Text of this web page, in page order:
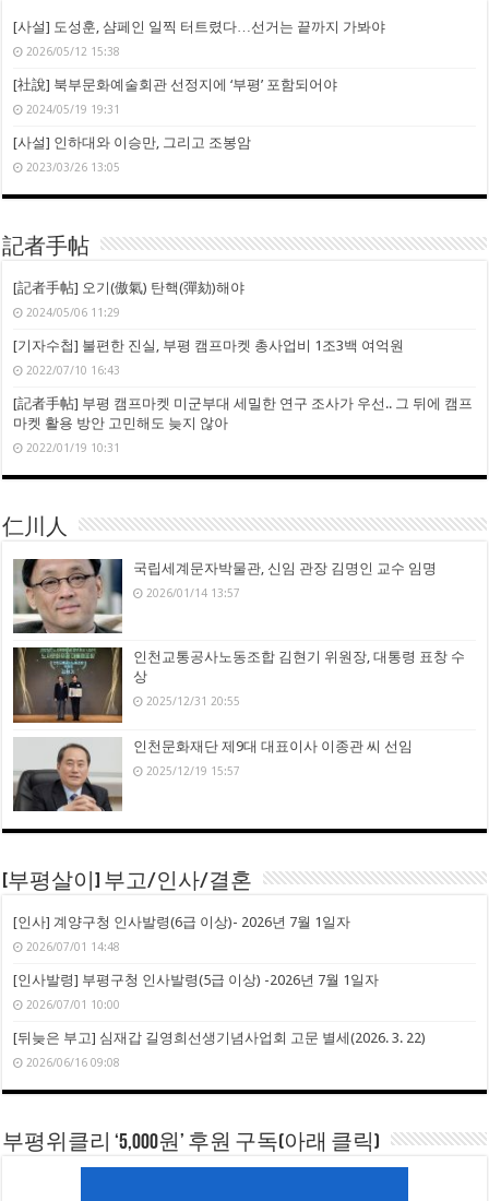
[사설] 도성훈, 샴페인 일찍 터트렸다…선거는 끝까지 가봐야
2026/05/12 15:38
[社說] 북부문화예술회관 선정지에 ‘부평’ 포함되어야
2024/05/19 19:31
[사설] 인하대와 이승만, 그리고 조봉암
2023/03/26 13:05
記者手帖
[記者手帖] 오기(傲氣) 탄핵(彈劾)해야
2024/05/06 11:29
[기자수첩] 불편한 진실, 부평 캠프마켓 총사업비 1조3백 여억원
2022/07/10 16:43
[記者手帖] 부평 캠프마켓 미군부대 세밀한 연구 조사가 우선.. 그 뒤에 캠프
마켓 활용 방안 고민해도 늦지 않아
2022/01/19 10:31
仁川人
국립세계문자박물관, 신임 관장 김명인 교수 임명
2026/01/14 13:57
인천교통공사노동조합 김현기 위원장, 대통령 표창 수
상
2025/12/31 20:55
인천문화재단 제9대 대표이사 이종관 씨 선임
2025/12/19 15:57
[부평살이] 부고/인사/결혼
[인사] 계양구청 인사발령(6급 이상)- 2026년 7월 1일자
2026/07/01 14:48
[인사발령] 부평구청 인사발령(5급 이상) -2026년 7월 1일자
2026/07/01 10:00
[뒤늦은 부고] 심재갑 길영희선생기념사업회 고문 별세(2026. 3. 22)
2026/06/16 09:08
부평위클리 ‘5,000원’ 후원 구독(아래 클릭)